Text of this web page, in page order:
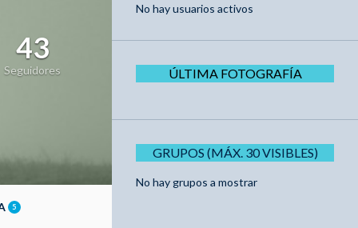
43
Seguidores
5
No hay usuarios activos
ÚLTIMA FOTOGRAFÍA
GRUPOS (MÁX. 30 VISIBLES)
No hay grupos a mostrar